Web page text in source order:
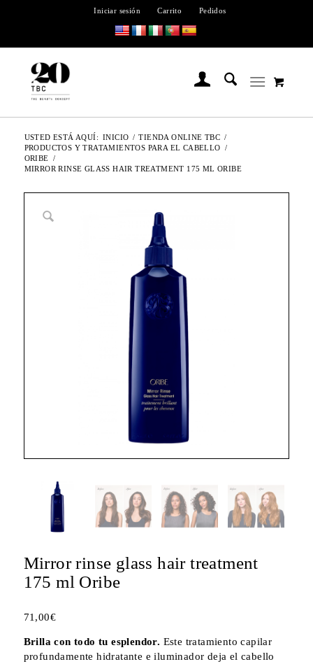
Iniciar sesión Carrito Pedidos
USTED ESTÁ AQUÍ: INICIO / TIENDA ONLINE TBC /
PRODUCTOS Y TRATAMIENTOS PARA EL CABELLO /
ORIBE /
MIRROR RINSE GLASS HAIR TREATMENT 175 ML ORIBE
Mirror rinse glass hair treatment
175 ml Oribe
71,00€
Brilla con todo tu esplendor. Este tratamiento capilar
profundamente hidratante e iluminador deja el cabello